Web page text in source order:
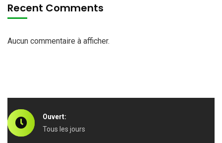
Recent Comments
Aucun commentaire à afficher.
Ouvert:
Tous les jours